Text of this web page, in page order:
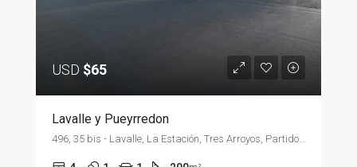
USD $65
Lavalle y Pueyrredon